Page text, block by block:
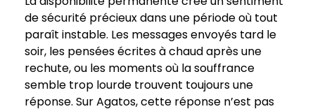
de sécurité précieux dans une période où tout
paraît instable. Les messages envoyés tard le
soir, les pensées écrites à chaud après une
rechute, ou les moments où la souffrance
semble trop lourde trouvent toujours une
réponse. Sur Agatos, cette réponse n’est pas